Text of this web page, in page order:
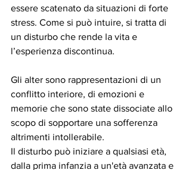
essere scatenato da situazioni di forte
stress. Come si può intuire, si tratta di
un disturbo che rende la vita e
l’esperienza discontinua.
Gli alter sono rappresentazioni di un
conflitto interiore, di emozioni e
memorie che sono state dissociate allo
scopo di sopportare una sofferenza
altrimenti intollerabile.
Il disturbo può iniziare a qualsiasi età,
dalla prima infanzia a un'età avanzata e